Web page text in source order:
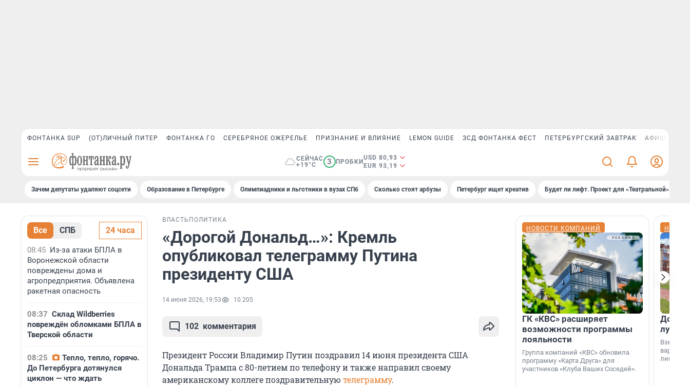
ФОНТАНКА SUP (ОТ)ЛИЧНЫЙ ПИТЕР ФОНТАНКА ГО СЕРЕБРЯНОЕ ОЖЕРЕЛЬЕ ПРИЗНАНИЕ И ВЛИЯНИЕ LEMON GUIDE ЗСД ФОНТАНКА ФЕСТ ПЕТЕРБУРГСКИЙ ЗАВТРАК АФИША PLUS
СЕЙЧАС
+19°C
3 ПРОБКИ
USD 80,93
EUR 93,19
Зачем депутаты удаляют соцсети Образование в Петербурге Олимпиадники и льготники в вузах СПб Сколько стоят арбузы Петербург ищет креатив Будет ли лифт. Проект для «Театральной»
Все СПБ 24 часа
08:45 Из-за атаки БПЛА в
Воронежской области
повреждены дома и
агропредприятия. Объявлена
ракетная опасность
08:37 Склад Wildberries
повреждён обломками БПЛА в
Тверской области
08:25
Тепло, тепло, горячо.
До Петербурга дотянулся
циклон — что ждать
ВЛАСТЬ ПОЛИТИКА
«Дорогой Дональд…»: Кремль
опубликовал телеграмму Путина
президенту США
14 июня 2026, 19:53 10 205
102 комментария
Президент России Владимир Путин поздравил 14 июня президента США
Дональда Трампа с 80-летием по телефону и также направил своему
американскому коллеге поздравительную телеграмму.
НОВОСТИ КОМПАНИЙ
ГК «КВС» расширяет
возможности программы
лояльности
Группа компаний «КВС» обновила
программу «Карта Друга» для
участников «Клуба Ваших Соседей».
Дом
лучше
лишнего